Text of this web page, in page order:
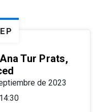
Tur Prats,
de 2023